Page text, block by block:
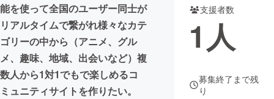
CAMPFIRE for Social Good
CAMPFIRE Creation
CAMPFIREふるさと納税machi-ya コミュニティ
能を使って全国のユーザー同士が
リアルタイムで繋がれ様々なカテ
ゴリーの中から（アニメ、グル
メ、趣味、地域、出会いなど）複
数人から1対1でもで楽しめるコ
ミュニティサイトを作りたい。
支援者数
1人
募集終了まで残
り